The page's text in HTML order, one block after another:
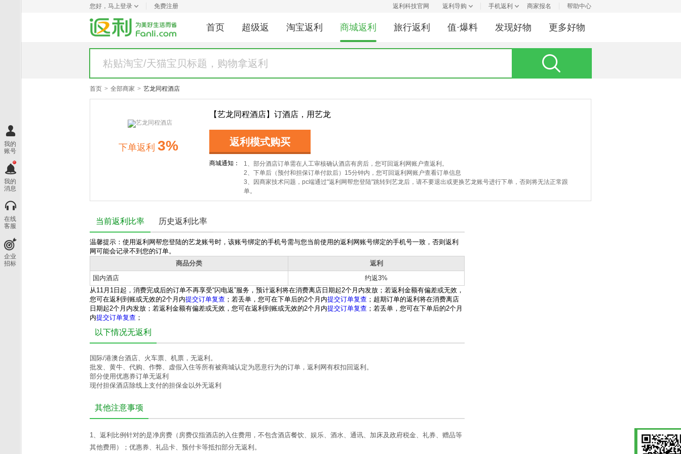
您好， 马上登录 免费注册 返利科技官网 返利导购 手机返利 商家报名 帮助中心
首页 超级返 淘宝返利 商城返利 旅行返利 值·爆料 发现好物 更多好物
首页 > 全部商家 > 艺龙同程酒店
下单返利 3%
【艺龙同程酒店】订酒店，用艺龙
返利模式购买
商城通知：
1、部分酒店订单需在人工审核确认酒店有房后，您可回返利网账户查返利。
2、下单后（预付和担保订单付款后）15分钟内，您可回返利网账户查看订单信息
3、因商家技术问题，pc端通过"返利网帮您登陆"跳转到艺龙后，请不要退出或更换艺龙账号进行下单，否则将无法正常跟
单。
当前返利比率 历史返利比率
温馨提示：使用返利网帮您登陆的艺龙账号时，该账号绑定的手机号需与您当前使用的返利网账号绑定的手机号一致，否则返利
网可能会记录不到您的订单。
商品分类
返利
国内酒店
约返3%
从11月 1 日起，消费完成后的订单不再享受“闪电返”服务，预计返利将在消费离店日期起2个月内发放；若返利金额有偏差或无效，
您可在返利到账或无效的2个月内提交订单复查 ；若丢单，您可在下单后的2个月内提交订单复查 ；超期订单的返利将在消费离店
日期起2个月内发放；若返利金额有偏差或无效，您可在返利到账或无效的2个月内提交订单复查 ；若丢单，您可在下单后的2个月
内提交订单复查 ；
以下情况无返利
国际/港澳台酒店、火车票、机票，无返利。
批发、黄牛、代购、作弊、虚假入住等所有被商城认定为恶意行为的订单，返利网有权扣回返利。
部分使用优惠券订单无返利
现付担保酒店除线上支付的担保金以外无返利
其他注意事项
1、返利比例针对的是净房费（房费仅指酒店的入住费用，不包含酒店餐饮、娱乐、酒水、通讯、加床及政府税金、礼券、赠品等
其他费用）；优惠券、礼品卡、预付卡等抵扣部分无返利。
我的
账号
我的
消息
在线
客服
企业
招标